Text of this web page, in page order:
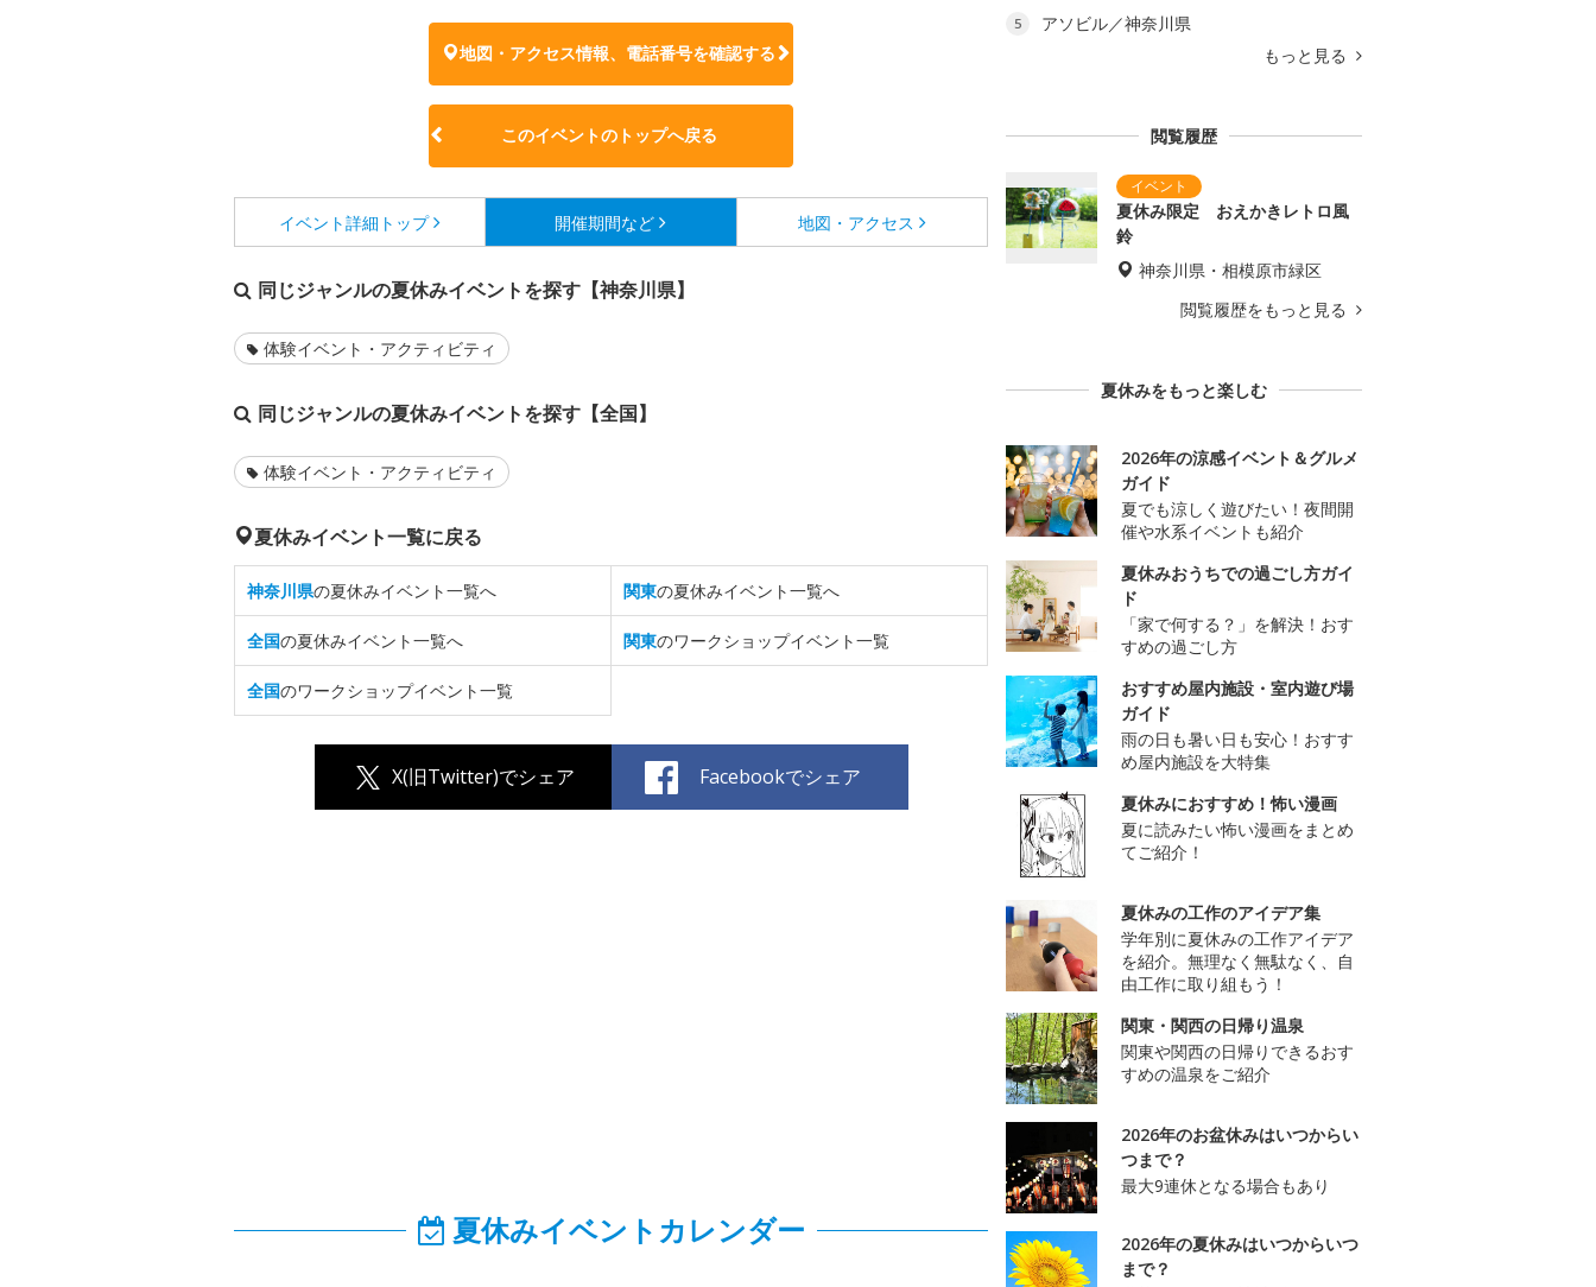
地図・アクセス情報、電話番号を確認する
このイベントのトップへ戻る
イベント詳細 トップ 開催期間など 地図・アクセス
同じジャンルの夏休みイベントを探す【神奈川県】
体験イベント・アクティビティ
同じジャンルの夏休みイベントを探す【全国】
体験イベント・アクティビティ
夏休みイベント一覧に戻る
神奈川県の夏休みイベント一覧へ 関東の夏休みイベント一覧へ
全国の夏休みイベント一覧へ 関東のワークショップイベント一覧
全国のワークショップイベント一覧
X(旧Twitter)でシェア Facebookでシェア
夏休みイベントカレンダー
5
アソビル／神奈川県
もっと見る
閲覧履歴
夏休み限定 おえかきレトロ風
鈴
神奈川県・相模原市緑区
閲覧履歴をもっと見る
夏休みをもっと楽しむ
2026年の涼感イベント＆グルメ
ガイド
夏でも涼しく遊びたい！夜間開
催や水系イベントも紹介
夏休みおうちでの過ごし方ガイ
ド
「家で何する？」を解決！おす
すめの過ごし方
おすすめ屋内施設・室内遊び場
ガイド
雨の日も暑い日も安心！おすす
め屋内施設を大特集
夏休みにおすすめ！怖い漫画
夏に読みたい怖い漫画をまとめ
てご紹介！
夏休みの工作のアイデア集
学年別に夏休みの工作アイデア
を紹介。無理なく無駄なく、自
由工作に取り組もう！
関東・関西の日帰り温泉
関東や関西の日帰りできるおす
すめの温泉をご紹介
2026年のお盆休みはいつからい
つまで？
最大9連休となる場合もあり
2026年の夏休みはいつからいつ
まで？